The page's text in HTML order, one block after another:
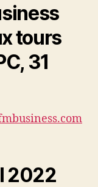
tours
31
2022